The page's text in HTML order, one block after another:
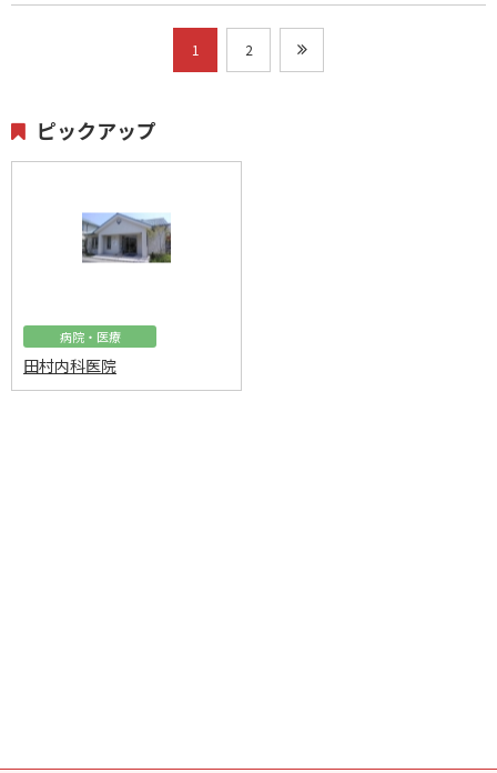
1 2
ピックアップ
病院・医療
田村内科医院